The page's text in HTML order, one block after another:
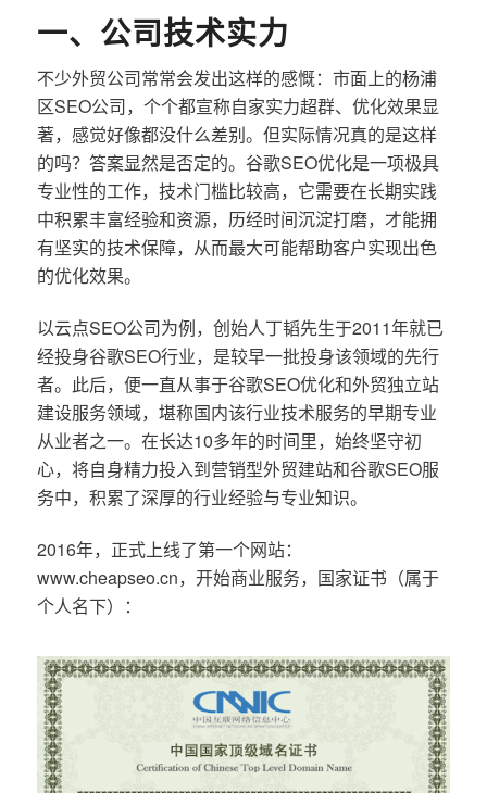
一、公司技术实力
不少外贸公司常常会发出这样的感慨：市面上的杨浦
区SEO公司，个个都宣称自家实力超群、优化效果显
著，感觉好像都没什么差别。但实际情况真的是这样
的吗？答案显然是否定的。谷歌SEO优化是一项极具
专业性的工作，技术门槛比较高，它需要在长期实践
中积累丰富经验和资源，历经时间沉淀打磨，才能拥
有坚实的技术保障，从而最大可能帮助客户实现出色
的优化效果。
以云点SEO公司为例，创始人丁韬先生于2011年就已
经投身谷歌SEO行业，是较早一批投身该领域的先行
者。此后，便一直从事于谷歌SEO优化和外贸独立站
建设服务领域，堪称国内该行业技术服务的早期专业
从业者之一。在长达10多年的时间里，始终坚守初
心，将自身精力投入到营销型外贸建站和谷歌SEO服
务中，积累了深厚的行业经验与专业知识。
2016年，正式上线了第一个网站：
www.cheapseo.cn，开始商业服务，国家证书（属于
个人名下）：